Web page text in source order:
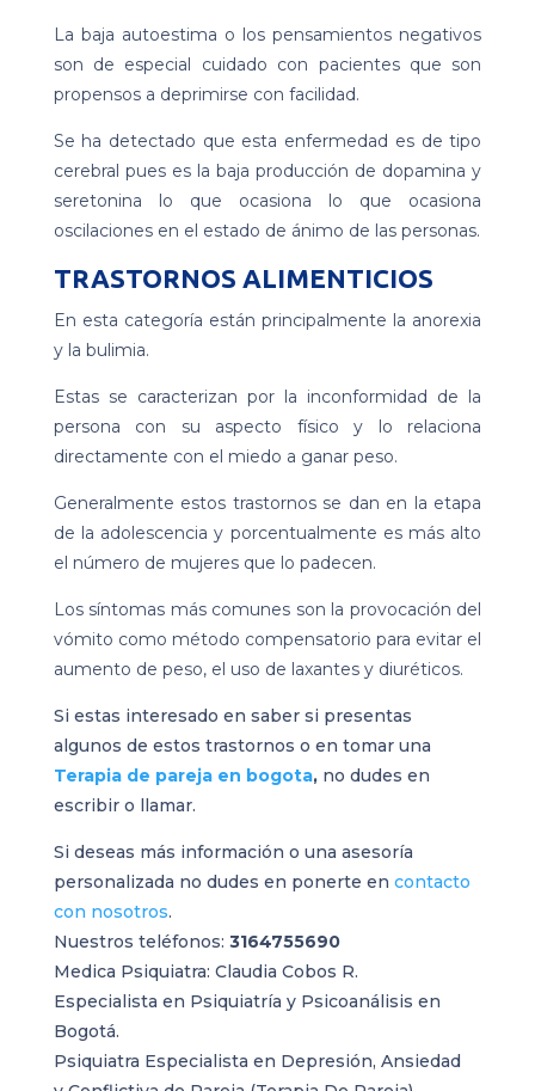
La baja autoestima o los pensamientos negativos
son de especial cuidado con pacientes que son
propensos a deprimirse con facilidad.
Se ha detectado que esta enfermedad es de tipo
cerebral pues es la baja producción de dopamina y
seretonina lo que ocasiona lo que ocasiona
oscilaciones en el estado de ánimo de las personas.
TRASTORNOS ALIMENTICIOS
En esta categoría están principalmente la anorexia
y la bulimia.
Estas se caracterizan por la inconformidad de la
persona con su aspecto físico y lo relaciona
directamente con el miedo a ganar peso.
Generalmente estos trastornos se dan en la etapa
de la adolescencia y porcentualmente es más alto
el número de mujeres que lo padecen.
Los síntomas más comunes son la provocación del
vómito como método compensatorio para evitar el
aumento de peso, el uso de laxantes y diuréticos.
Si estas interesado en saber si presentas
algunos de estos trastornos o en tomar una
Terapia de pareja en bogota, no dudes en
escribir o llamar.
Si deseas más información o una asesoría
personalizada no dudes en ponerte en contacto
con nosotros.
Nuestros teléfonos: 3164755690
Medica Psiquiatra: Claudia Cobos R.
Especialista en Psiquiatría y Psicoanálisis en
Bogotá.
Psiquiatra Especialista en Depresión, Ansiedad